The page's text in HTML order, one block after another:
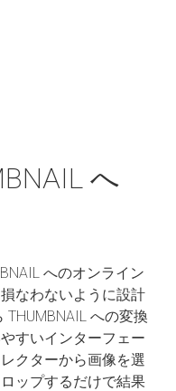
へ
へのオンライン
なわないように設計
THUMBNAIL への変換
すいインターフェー
クターから画像を選
ップするだけで結果